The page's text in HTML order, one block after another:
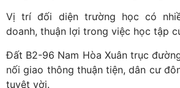
Vị trí đối diện trường học có
doanh, thuận lợi trong việc học tập
Đất B2-96 Nam Hòa Xuân trục
nối giao thông thuận tiện, dân cư
tuyệt vời.